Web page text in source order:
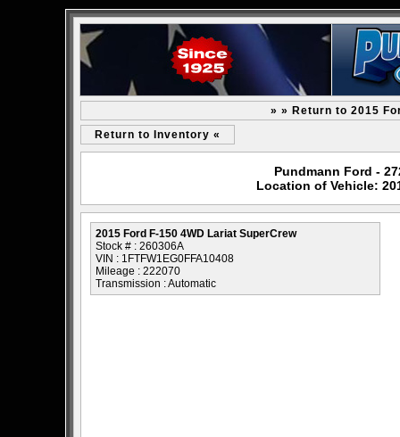
» » Return to 2015
Return to Inventory «
Pundmann Ford -
Location of Vehicle:
2015 Ford F-150 4WD Lariat SuperCrew
Stock # : 260306A
VIN : 1FTFW1EG0FFA10408
Mileage : 222070
Transmission : Automatic